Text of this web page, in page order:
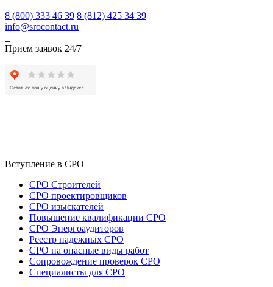
8 (800) 333 46 39 8 (812) 425 34 39
info@srocontact.ru
Прием заявок 24/7
Вступление в СРО
СРО Строителей
СРО проектировщиков
СРО изыскателей
Повышение квалификации СРО
СРО Энергоаудиторов
Реестр надежных СРО
СРО на опасные виды работ
Сопровождение проверок СРО
Специалисты для СРО